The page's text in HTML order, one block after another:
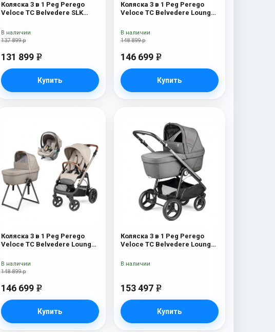
Коляска 3 в 1 Peg Perego
Veloce TC Belvedere SLK
137 899 р
131 899 e
Купить
В наличии
Коляска 3 в 1 Peg Perego
Veloce TC Belvedere Lounge
148 899 р
146 699 e
Купить
В наличии
Коляска 3 в 1 Peg Perego
Veloce TC Belvedere Lounge
148 899 р
146 699 e
Купить
В наличии
Коляска 3 в 1 Peg Perego
Veloce TC Belvedere Lounge
153 497 e
Купить
В наличии